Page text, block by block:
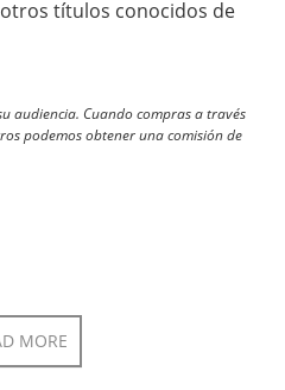
títulos conocidos de
audiencia. Cuando compras a través
podemos obtener una comisión de
MORE